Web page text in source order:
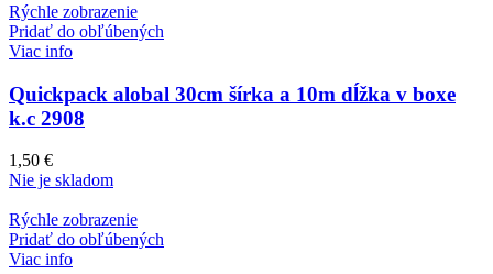
Rýchle zobrazenie
Pridať do obľúbených
Viac info
Quickpack alobal 30cm šírka a 10m dĺžka v boxe
k.c 2908
1,50 €
Nie je skladom
Rýchle zobrazenie
Pridať do obľúbených
Viac info